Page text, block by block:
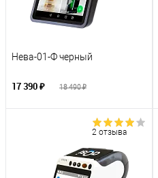
Нева-01-Ф черный
17 390 ₽ 18 490 ₽
2 отзыва